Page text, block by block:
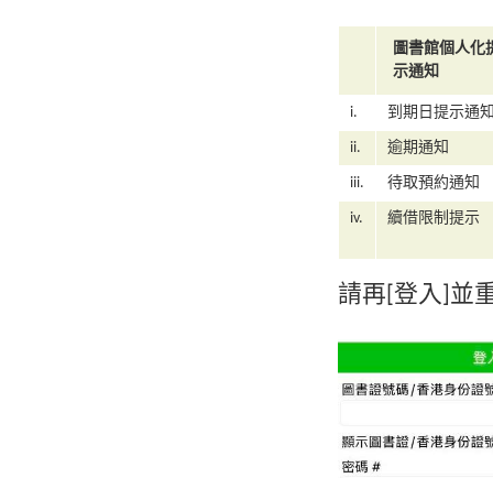
圖書館個人化
示通知
i. 到期日提示通
ii. 逾期通知
iii. 待取預約通知
iv. 續借限制提示
請再[登入]並